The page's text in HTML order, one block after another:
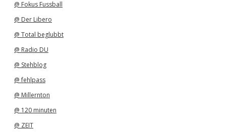
@ Fokus Fussball
@ Der Libero
@ Total beglubbt
@ Radio DU
@ Stehblog
@ fehlpass
@ Millernton
@ 120 minuten
@ ZEIT